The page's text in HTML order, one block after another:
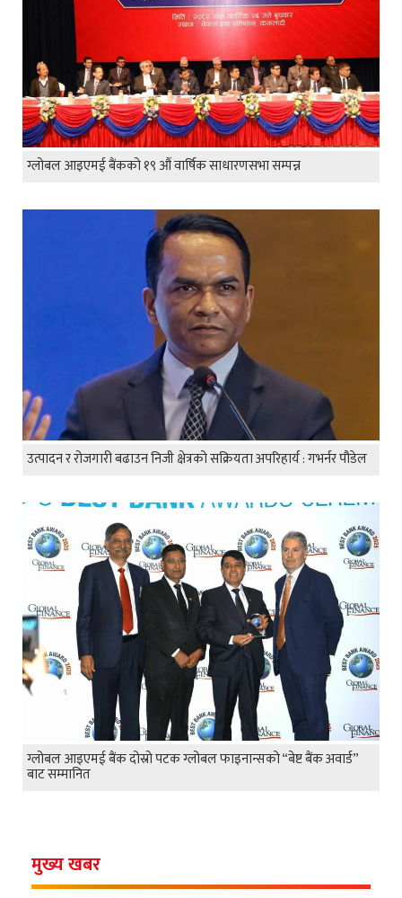
ग्लोबल आइएमई बैंकको १९ औं वार्षिक साधारणसभा सम्पन्न
उत्पादन र रोजगारी बढाउन निजी क्षेत्रको सक्रियता अपरिहार्य : गभर्नर पौडेल
ग्लोबल आइएमई बैंक दोस्रो पटक ग्लोबल फाइनान्सको “बेष्ट बैंक अवार्ड”
बाट सम्मानित
मुख्य खबर